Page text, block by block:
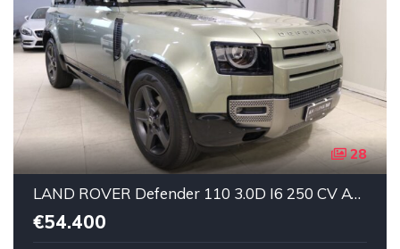
28
LAND ROVER Defender 110 3.0D I6 250 CV AWD X-Dynamic SE 7 POSTI Elettrica/Diesel
€54.400